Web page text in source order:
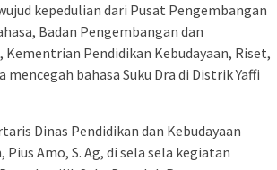
kepedulian dari Pusat Pengembangan
Badan Pengembangan dan
Kementrian Pendidikan Kebudayaan, Riset,
bahasa Suku Dra di Distrik Yaffi
Dinas Pendidikan dan Kebudayaan
Amo, S. Ag, di sela sela kegiatan